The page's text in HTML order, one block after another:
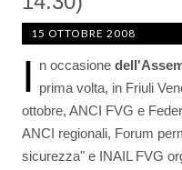
15 OTTOBRE 2008
I n occasione
prima volta, in Friuli
ottobre, ANCI FVG e
ANCI regionali, Forum
sicurezza" e INAIL FVG